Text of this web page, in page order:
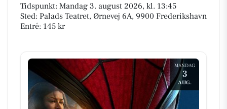
Tidspunkt: Mandag 3. august 2026, kl. 13:45
Sted: Palads Teatret, Ørnevej 6A, 9900 Frederikshavn
Entré: 145 kr
MANDAG
3
AUG.